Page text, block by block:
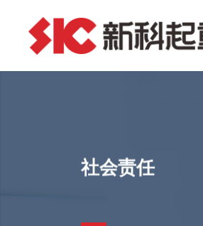
社会责任